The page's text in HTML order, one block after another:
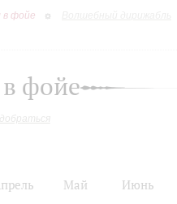
в фойе
фойе
Май Июнь